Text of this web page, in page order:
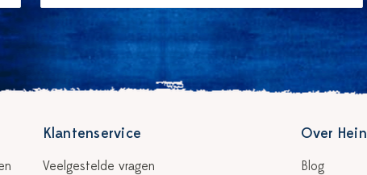
Klantenservice
Veelgestelde vragen
Over
Blog